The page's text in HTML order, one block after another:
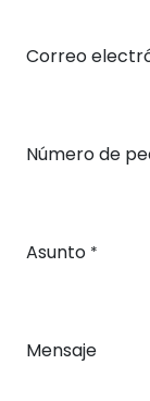
Correo
Número de
Asunto *
Mensaje